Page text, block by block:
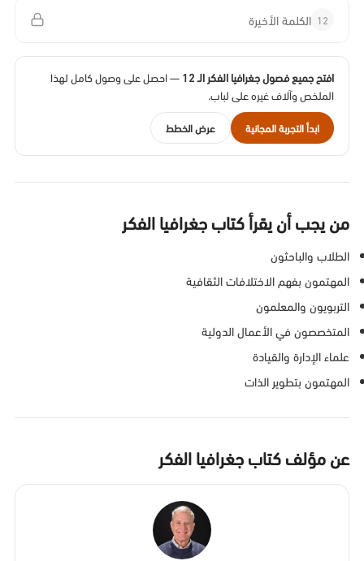
12 الكلمة الأخيرة
افتح جميع فصول جغرافيا الفكر الـ 12
— احصل على وصول كامل لهذا
الملخص وآلاف غيره على لباب.
ابدأ التجربة المجانية عرض الخطط
من يجب أن يقرأ كتاب جغرافيا الفكر
الطلاب والباحثون
المهتمون بفهم الاختلافات الثقافية
التربويون والمعلمون
المتخصصون في الأعمال الدولية
علماء الإدارة والقيادة
المهتمون بتطوير الذات
عن مؤلف كتاب جغرافيا الفكر